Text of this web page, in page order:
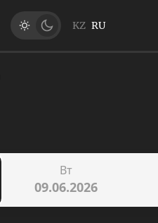
KZ RU
Вт
09.06.2026